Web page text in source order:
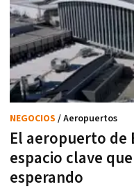
El aeropuerto de
espacio clave
esperando
NEGOCIOS / Aeropuertos